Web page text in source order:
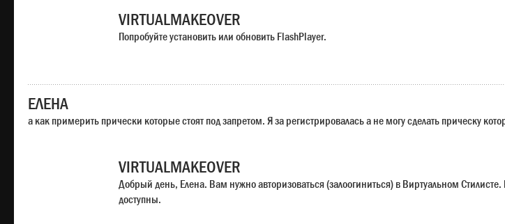
VIRTUALMAKEOVER
Попробуйте установить или обновить FlashPlayer.
ЕЛЕНА
а как примерить прически которые стоят под запретом. Я за регистрировалась а не могу сделать прическу
VIRTUALMAKEOVER
Добрый день, Елена. Вам нужно авторизоваться (залоогиниться) в Виртуальном Стилисте.
доступны.